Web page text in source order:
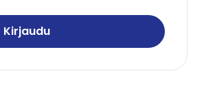
Kirjaudu